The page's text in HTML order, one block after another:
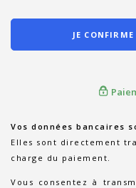
JE
Vos données bancaires
Elles sont directement
charge du paiement.
Vous consentez à